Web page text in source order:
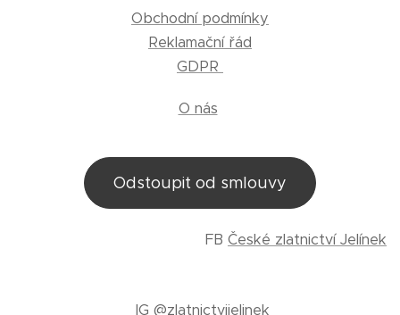
Obchodní podmínky
Reklamační řád
GDPR
O nás
Odstoupit od smlouvy
FB České zlatnictví Jelínek
IG @zlatnictvijelinek